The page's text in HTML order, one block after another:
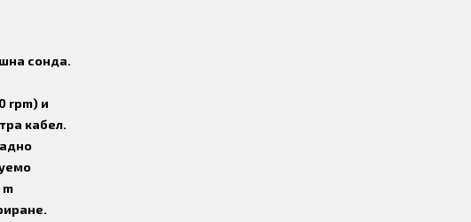
сонда.
rpm) и
кабел.